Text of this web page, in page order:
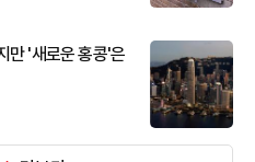
만 '새로운 홍콩'은